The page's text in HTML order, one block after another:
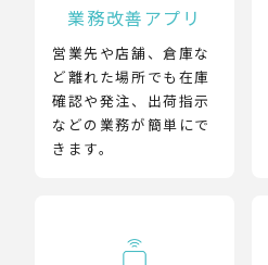
業務改善アプリ
営業先や店舗、倉庫な
ど離れた場所でも在庫
確認や発注、出荷指示
などの業務が簡単にで
きます。